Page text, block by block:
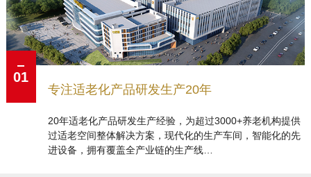
01
专注适老化产品研发生产20年
20年适老化产品研发生产经验，为超过3000+养老机构提供
过适老空间整体解决方案，现代化的生产车间，智能化的先
进设备，拥有覆盖全产业链的生产线…